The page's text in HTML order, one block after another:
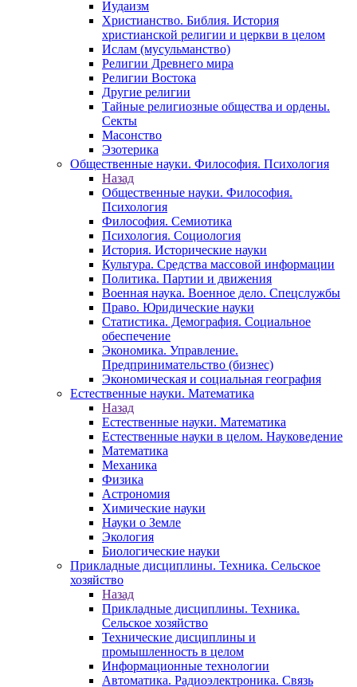
Иудаизм
Христианство. Библия. История
христианской религии и церкви в целом
Ислам (мусульманство)
Религии Древнего мира
Религии Востока
Другие религии
Тайные религиозные общества и ордены.
Секты
Масонство
Эзотерика
Общественные науки. Философия. Психология
Назад
Общественные науки. Философия.
Психология
Философия. Семиотика
Психология. Социология
История. Исторические науки
Культура. Средства массовой информации
Политика. Партии и движения
Военная наука. Военное дело. Спецслужбы
Право. Юридические науки
Статистика. Демография. Социальное
обеспечение
Экономика. Управление.
Предпринимательство (бизнес)
Экономическая и социальная география
Естественные науки. Математика
Назад
Естественные науки. Математика
Естественные науки в целом. Науковедение
Математика
Механика
Физика
Астрономия
Химические науки
Науки о Земле
Экология
Биологические науки
Прикладные дисциплины. Техника. Сельское
хозяйство
Назад
Прикладные дисциплины. Техника.
Сельское хозяйство
Технические дисциплины и
промышленность в целом
Информационные технологии
Автоматика. Радиоэлектроника. Связь